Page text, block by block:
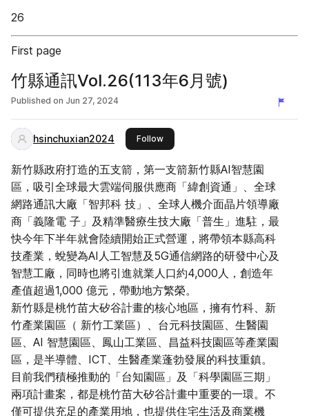
26
First page
竹縣通訊Vol.26(113年6月號)
Published on Jun 27, 2024
hsinchuxian2024 Followthis publisher
新竹縣政府打造的五支箭，第一支箭新竹縣AI智慧園
區，吸引全球最大雲端伺服供應商「緯創資通」、全球
網路通訊大廠「智邦科 技」、全球人機介面晶片領導廠
商「義隆電 子」及精準醫療生技大廠「普生」進駐，最
快今年下半年就會陸續開始正式營運，將帶領本縣高科
技產業，蛻變為AI人工智慧及5G通信網路的研發中心及
智慧工廠，同時也將引進就業人口約4,000人，創造年
產值超過1,000 億元，帶動地方繁榮。
新竹縣是桃竹苗大矽谷計畫的核心地區，擁有竹科、新
竹產業園區（ 新竹工業區）、台元科技園區、生醫園
區、AI 智慧園區、鳳山工業區、昌益科技園區等產業園
區，是半導體、ICT、生醫產業蓬勃發展的科技重鎮。
目前我們積極推動的「台知園區」及「科學園區三期」
兩項計畫案，都是桃竹苗大矽谷計畫中重要的一環。不
僅可提供充足的產業用地，也提供住宅生活及商業機